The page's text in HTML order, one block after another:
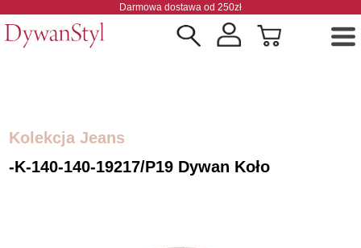
Darmowa dostawa od 250zł
Kolekcja Jeans
-k-140-140-19217/P19 Dywan Koło